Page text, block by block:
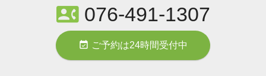
contact_phone076-491-1307
event_available ご予約は24時間受付中